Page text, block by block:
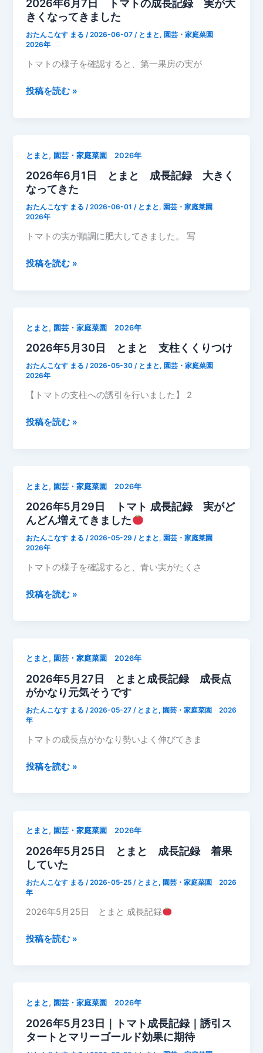
2026年6月7日 トマトの成長記録 実が大
きくなってきました
おたんこなす まる/2026-06-07/ とまと , 園芸・家庭菜園
2026年
トマトの様子を確認すると、第一果房の実が
2026
日
ト
マ
ト
の
成
記
き
く
っ
き
ま
し
投稿を読む »
とまと ,園芸・家庭菜園 2026年
2026年6月1日 とまと 成長記録 大きく
なってきた
おたんこなす まる/2026-06-01/ とまと , 園芸・家庭菜園
2026年
トマトの実が順調に肥大してきました。 写
2026
日
と
ま
と
成
記
な
っ
て
た
投稿を読む »
とまと ,園芸・家庭菜園 2026年
2026年5月30日 とまと 支柱くくりつけ
おたんこなす まる/2026-05-30/ とまと , 園芸・家庭菜園
2026年
【トマトの支柱への誘引を行いました】 2
2026
日
と
ま
と
支
柱
く
投稿を読む »
とまと ,園芸・家庭菜園 2026年
2026年5月29日 トマト 成長記録 実がど
んどん増えてきました
おたんこなす まる/2026-05-29/ とまと , 園芸・家庭菜園
2026年
トマトの様子を確認すると、青い実がたくさ
2026
日
ト
マ
ト
成
長
録
ど
ん
増
て
ま
し
た
投稿を読む »
とまと , 園芸・家庭菜園 2026年
2026年5月27日 とまと成長記録 成長点
がかなり元気そうです
おたんこなす まる/2026-05-27/ とまと , 園芸・家庭菜園 2026
年
トマトの成長点がかなり勢いよく伸びてきま
2026
日
と
ま
と
成
長
録
か
な
り
投稿を読む »
とまと , 園芸・家庭菜園 2026年
2026年5月25日 とまと 成長記録 着果
していた
おたんこなす まる/2026-05-25/ とまと , 園芸・家庭菜園 2026
年
2026年5月25日 とまと 成長記録
2026
日
と
ま
投稿を読む »
とまと , 園芸・家庭菜園 2026年
2026年5月23日｜トマト成長記録｜誘引ス
タートとマリーゴールド効果に期待